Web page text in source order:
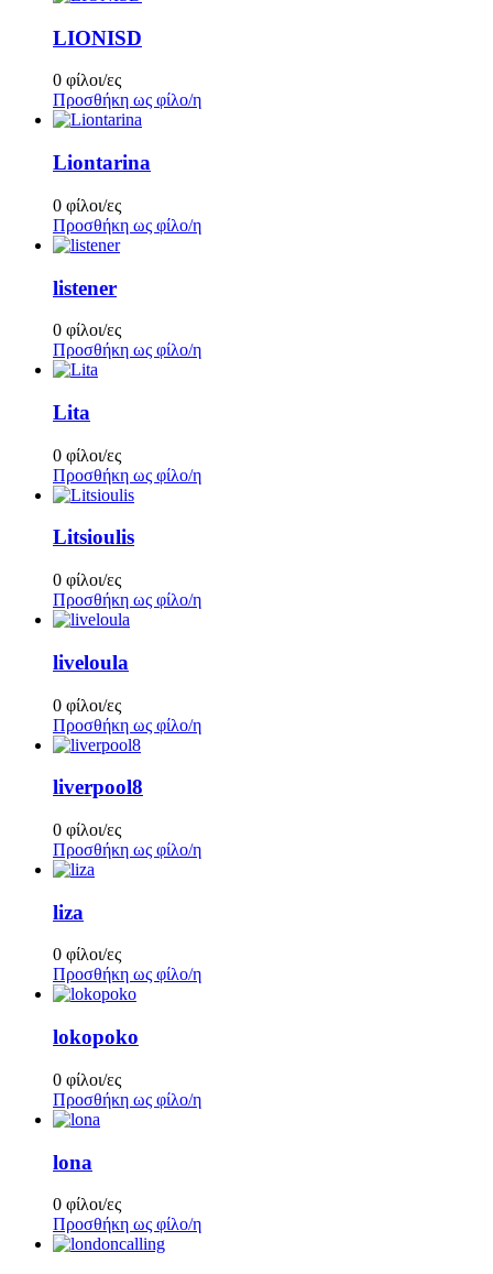
LIONISD
0 φίλοι/ες
Προσθήκη ως φίλο/η
Liontarina
0 φίλοι/ες
Προσθήκη ως φίλο/η
listener
0 φίλοι/ες
Προσθήκη ως φίλο/η
Lita
0 φίλοι/ες
Προσθήκη ως φίλο/η
Litsioulis
0 φίλοι/ες
Προσθήκη ως φίλο/η
liveloula
0 φίλοι/ες
Προσθήκη ως φίλο/η
liverpool8
0 φίλοι/ες
Προσθήκη ως φίλο/η
liza
0 φίλοι/ες
Προσθήκη ως φίλο/η
lokopoko
0 φίλοι/ες
Προσθήκη ως φίλο/η
lona
0 φίλοι/ες
Προσθήκη ως φίλο/η